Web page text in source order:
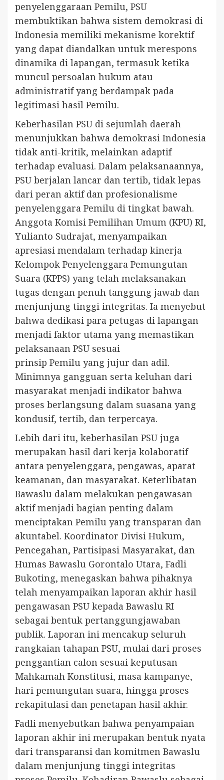
penyelenggaraan Pemilu, PSU
membuktikan bahwa sistem demokrasi di
Indonesia memiliki mekanisme korektif
yang dapat diandalkan untuk merespons
dinamika di lapangan, termasuk ketika
muncul persoalan hukum atau
administratif yang berdampak pada
legitimasi hasil Pemilu.
Keberhasilan PSU di sejumlah daerah
menunjukkan bahwa demokrasi Indonesia
tidak anti-kritik, melainkan adaptif
terhadap evaluasi. Dalam pelaksanaannya,
PSU berjalan lancar dan tertib, tidak lepas
dari peran aktif dan profesionalisme
penyelenggara Pemilu di tingkat bawah.
Anggota Komisi Pemilihan Umum (KPU) RI,
Yulianto Sudrajat, menyampaikan
apresiasi mendalam terhadap kinerja
Kelompok Penyelenggara Pemungutan
Suara (KPPS) yang telah melaksanakan
tugas dengan penuh tanggung jawab dan
menjunjung tinggi integritas. Ia menyebut
bahwa dedikasi para petugas di lapangan
menjadi faktor utama yang memastikan
pelaksanaan PSU sesuai
prinsip Pemilu yang jujur dan adil.
Minimnya gangguan serta keluhan dari
masyarakat menjadi indikator bahwa
proses berlangsung dalam suasana yang
kondusif, tertib, dan terpercaya.
Lebih dari itu, keberhasilan PSU juga
merupakan hasil dari kerja kolaboratif
antara penyelenggara, pengawas, aparat
keamanan, dan masyarakat. Keterlibatan
Bawaslu dalam melakukan pengawasan
aktif menjadi bagian penting dalam
menciptakan Pemilu yang transparan dan
akuntabel. Koordinator Divisi Hukum,
Pencegahan, Partisipasi Masyarakat, dan
Humas Bawaslu Gorontalo Utara, Fadli
Bukoting, menegaskan bahwa pihaknya
telah menyampaikan laporan akhir hasil
pengawasan PSU kepada Bawaslu RI
sebagai bentuk pertanggungjawaban
publik. Laporan ini mencakup seluruh
rangkaian tahapan PSU, mulai dari proses
penggantian calon sesuai keputusan
Mahkamah Konstitusi, masa kampanye,
hari pemungutan suara, hingga proses
rekapitulasi dan penetapan hasil akhir.
Fadli menyebutkan bahwa penyampaian
laporan akhir ini merupakan bentuk nyata
dari transparansi dan komitmen Bawaslu
dalam menjunjung tinggi integritas